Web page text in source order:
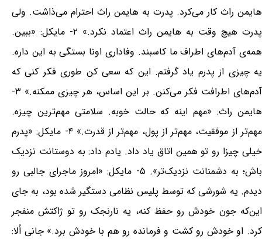
هایمن راث کار می‌کرد. پدرت به هایمن راث احترام می‌ذاشت. ولی
پدرت هیچ وقت به هایمن راث اعتماد نکرد.» ۲- مایکل: «ببین.
همه‌ی آدم‌های اطراف ما کاسبند. وفاداری اونا بستگی به این داره.
یه چیزی از پدرم یاد گرفتم. این که سعی کن طوری فکر کنی که
آدم‌های اطرافت فکر می‌کنن. بر این اساس، هر چیزی ممکنه.» ۳-
هایمن راث: «مهم اینه که حالت خوبه. سلامتی مهم‌ترین چیزه.
مهم‌تر از موفقیت، مهم‌تر از پول، مهم‌تر از قدرت.» ۴- مایکل: «پدرم
خیلی چیزا رو تو همین اتاق یاد داد. یادم داد: به دوستانت نزدیک
باش؛ به دشمنانت نزدیک‌تر». ۵- مایکل: «امروز ماجرای جالبی رو
دیدم. یه شورشی که توسط پلیس نظامی دستگیر شده بود، به جای
این‌که جون خودش رو حفظ کنه، یه نارنجک رو تو ژاکتش منفجر
کرد. او خودش رو کشت و فرمانده رو هم با خودش برد.» جانی اُلا: